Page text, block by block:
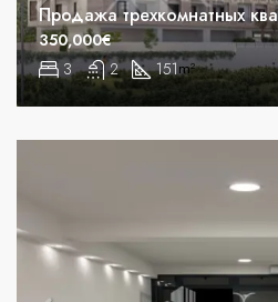
Продажа трехкомнатных
3 2 151m²
350,000€